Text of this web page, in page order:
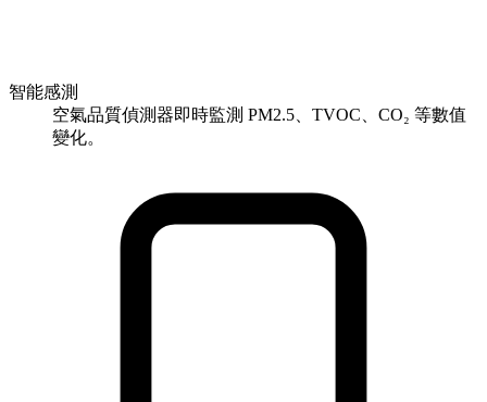
智能感測
空氣品質偵測器即時監測 PM2.5、TVOC、CO₂ 等數值
變化。